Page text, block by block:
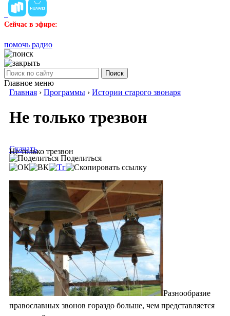
Сейчас в эфире:
помочь радио
Поиск
Главное меню
Главная › Программы › Истории старого звонаря
Не только трезвон
Не только трезвон
Скачать
Поделиться
Разнообразие
православных звонов гораздо больше, чем представляется